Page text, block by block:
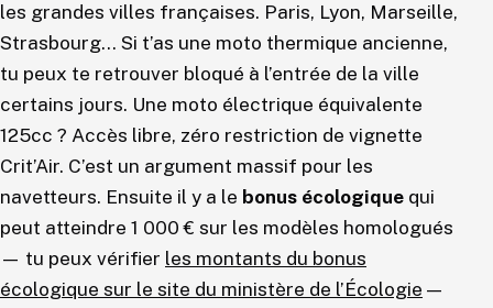
les grandes villes françaises. Paris, Lyon, Marseille,
Strasbourg… Si t’as une moto thermique ancienne,
tu peux te retrouver bloqué à l’entrée de la ville
certains jours. Une moto électrique équivalente
125cc ? Accès libre, zéro restriction de vignette
Crit’Air. C’est un argument massif pour les
navetteurs. Ensuite il y a le bonus écologique qui
peut atteindre 1 000 € sur les modèles homologués
— tu peux vérifier les montants du bonus
écologique sur le site du ministère de l’Écologie —